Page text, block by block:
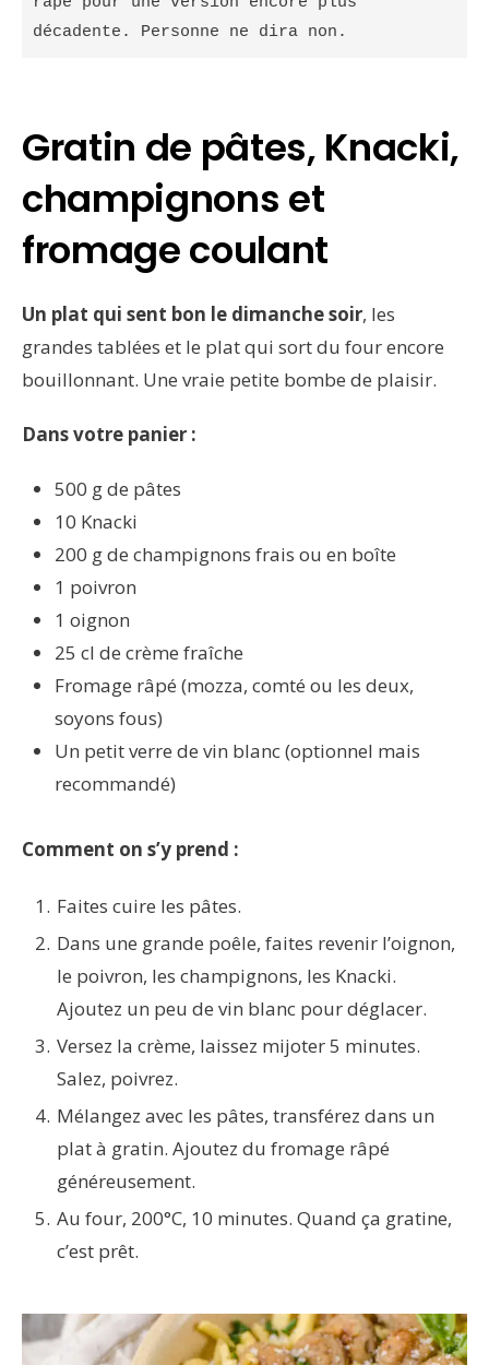
décadente. Personne ne dira non.
Gratin de pâtes, Knacki,
champignons et
fromage coulant
Un plat qui sent bon le dimanche soir, les
grandes tablées et le plat qui sort du four encore
bouillonnant. Une vraie petite bombe de plaisir.
Dans votre panier :
500 g de pâtes
10 Knacki
200 g de champignons frais ou en boîte
1 poivron
1 oignon
25 cl de crème fraîche
Fromage râpé (mozza, comté ou les deux,
soyons fous)
Un petit verre de vin blanc (optionnel mais
recommandé)
Comment on s’y prend :
Faites cuire les pâtes.
Dans une grande poêle, faites revenir l’oignon,
le poivron, les champignons, les Knacki.
Ajoutez un peu de vin blanc pour déglacer.
Versez la crème, laissez mijoter 5 minutes.
Salez, poivrez.
Mélangez avec les pâtes, transférez dans un
plat à gratin. Ajoutez du fromage râpé
généreusement.
Au four, 200°C, 10 minutes. Quand ça gratine,
c’est prêt.